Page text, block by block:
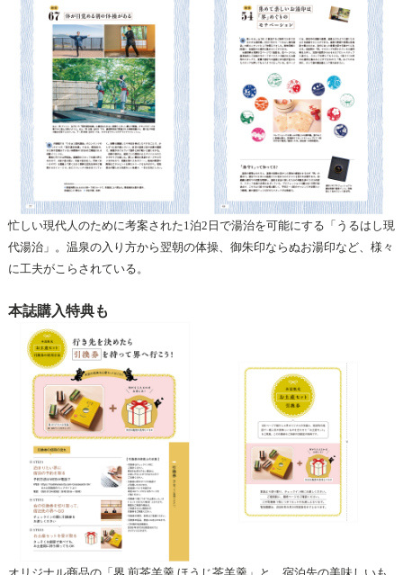
忙しい現代人のために考案された1泊2日で湯治を可能にする「うるはし現
代湯治」。温泉の入り方から翌朝の体操、御朱印ならぬお湯印など、様々
に工夫がこらされている。
本誌購入特典も